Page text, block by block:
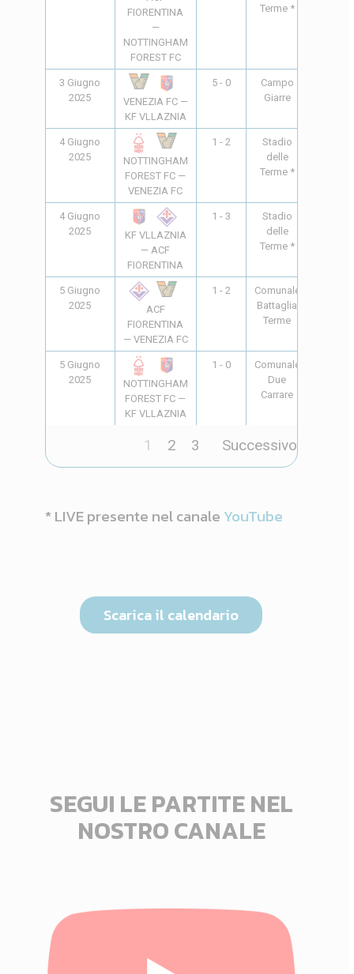
FIORENTINA
—
NOTTINGHAM
FOREST FC
Terme *
3 Giugno
2025
VENEZIA FC —
KF VLLAZNIA
5 - 0
Campo
Giarre
4 Giugno
2025
NOTTINGHAM
FOREST FC —
VENEZIA FC
1 - 2
Stadio
delle
Terme *
4 Giugno
2025
KF VLLAZNIA
— ACF
FIORENTINA
1 - 3
Stadio
delle
Terme *
5 Giugno
2025
ACF
FIORENTINA
— VENEZIA FC
1 - 2
Comunale
Battaglia
Terme
5 Giugno
2025
NOTTINGHAM
FOREST FC —
KF VLLAZNIA
1 - 0
Comunale
Due
Carrare
1 2 3 Successivo
* LIVE presente nel canale YouTube
Scarica il calendario
SEGUI LE PARTITE NEL
NOSTRO CANALE